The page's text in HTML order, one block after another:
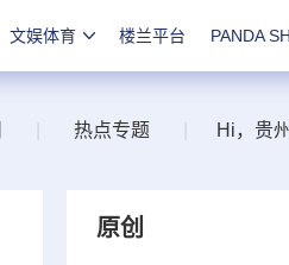
文娱体育 楼兰平台 PANDA
热点专题 Hi，贵州
原创